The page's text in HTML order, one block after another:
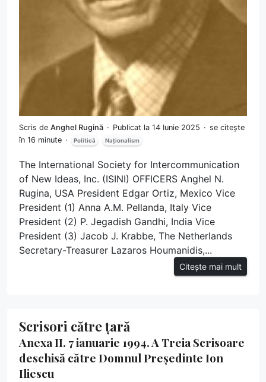
Scris de Anghel Rugină Publicat la 14 Iunie 2025
se citește
în 16 minute
Politică Naționalism
The International Society for Intercommunication
of New Ideas, Inc. (ISINI) OFFICERS Anghel N.
Rugina, USA President Edgar Ortiz, Mexico Vice
President (1) Anna A.M. Pellanda, Italy Vice
President (2) P. Jegadish Gandhi, India Vice
President (3) Jacob J. Krabbe, The Netherlands
Secretary-Treasurer Lazaros Houmanidis,...
Citește mai mult
Scrisori către țară
Anexa II. 7 ianuarie 1994. A Treia Scrisoare
deschisă către Domnul Președinte Ion
Iliescu